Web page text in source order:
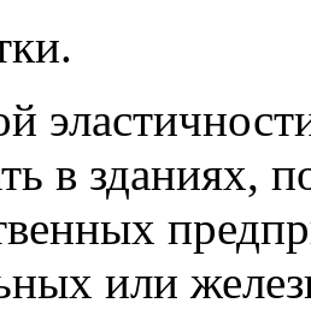
в зданиях,
или